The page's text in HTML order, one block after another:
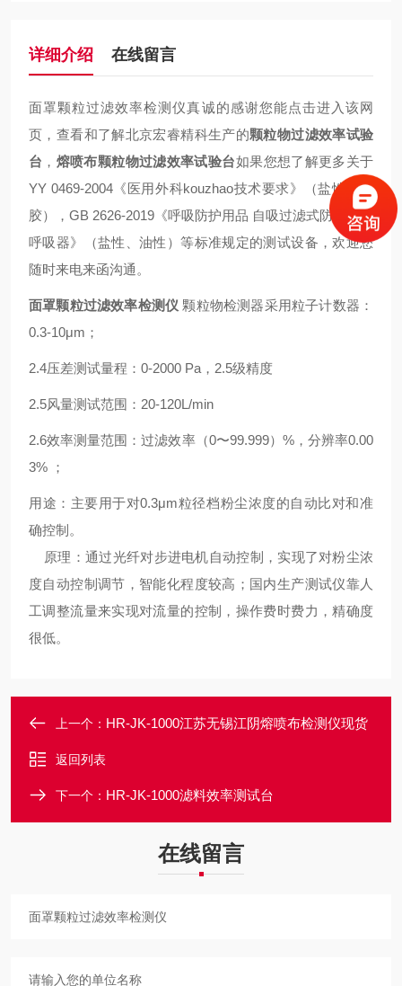
详细介绍 在线留言
面罩颗粒过滤效率检测仪真诚的感谢您能点击进入该网
页，查看和了解北京宏睿精科生产的颗粒物过滤效率试验
台 ， 熔喷布颗粒物过滤效率试验台​如果您想了解更多关于
YY 0469-2004《医用外科kouzhao技术要求》（盐性气溶
胶），GB 2626-2019《呼吸防护用品 自吸过滤式防颗粒物
呼吸器》（盐性、油性）等标准规定的测试设备，欢迎您
随时来电来函沟通。
面罩颗粒过滤效率检测仪颗粒物检测器采用粒子计数器：
0.3-10μm；
2.4压差测试量程：0-2000 Pa，2.5级精度
2.5风量测试范围：20-120L/min
2.6效率测量范围：过滤效率（0〜99.999）%，分辨率0.00
3% ；
用途：主要用于对0.3μm粒径档粉尘浓度的自动比对和准
确控制。
原理：通过光纤对步进电机自动控制，实现了对粉尘浓
度自动控制调节，智能化程度较高；国内生产测试仪靠人
工调整流量来实现对流量的控制，操作费时费力，精确度
很低。
上一个： HR-JK-1000江苏无锡江阴熔喷布检测仪现货
返回列表
下一个： HR-JK-1000滤料效率测试台
在线留言